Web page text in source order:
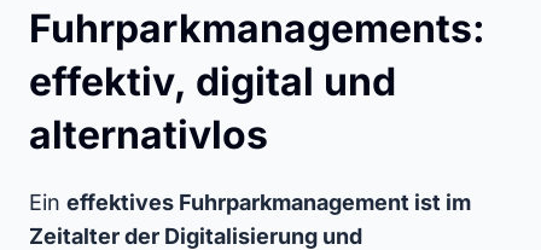
Fuhrparkmanagements:
effektiv, digital und
alternativlos
Ein effektives Fuhrparkmanagement ist im
Zeitalter der Digitalisierung und